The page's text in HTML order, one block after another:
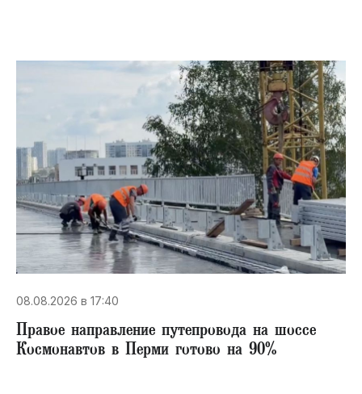
08.08.2026 в 17:40
Правое направление путепровода на шоссе
Космонавтов в Перми готово на 90%